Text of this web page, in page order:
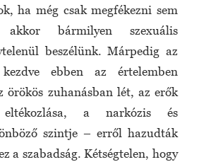
ha még csak megfékezni sem
akkor bármilyen szexuális
beszélünk. Márpedig az
ebben az értelemben
örökös zuhanásban lét, az erők
a narkózis és
szintje – erről hazudták
a szabadság. Kétségtelen, hogy